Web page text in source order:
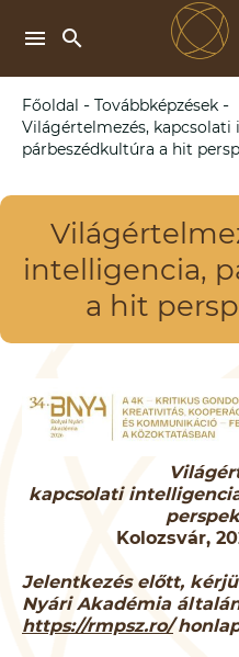
menu search
Főoldal - Továbbképzések -
Világértelmezés, kapcsolati
párbeszédkultúra a hit
intelligencia,
a hit
kapcsolati
Kolozsvár,
Jelentkezés előtt,
Nyári Akadémia
https://rmpsz.ro/